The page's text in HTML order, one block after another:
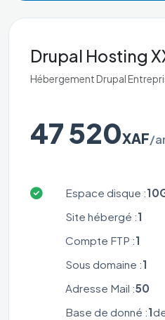
Drupal Hosting
Hébergement Drupal
47 520XAF/
Espace disque :
Site hébergé :1
Compte FTP :1
Sous domaine :1
Adresse Mail :50
Base de donné :1